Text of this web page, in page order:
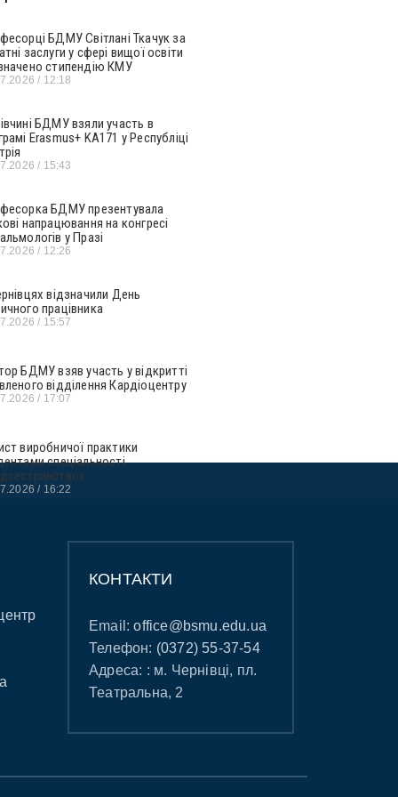
БДМУ Світлані Ткачук за
заслуги у сфері вищої освіти
стипендію КМУ
12:18
БДМУ взяли участь в
Erasmus+ KA171 у Республіці
15:43
БДМУ презентувала
напрацювання на конгресі
у Празі
12:26
відзначили День
працівника
15:57
БДМУ взяв участь у відкритті
відділення Кардіоцентру
17:07
виробничої практики
спеціальності
16:22
КОНТАКТИ
Email:office@bsmu.edu.ua
Телефон: (0372) 55-37-54
Адреса: : м. Чернівці, пл.
Театральна, 2